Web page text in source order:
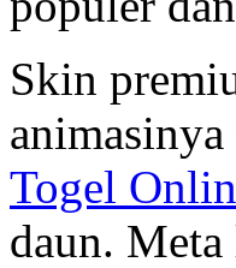
Skin
Togel
daun.